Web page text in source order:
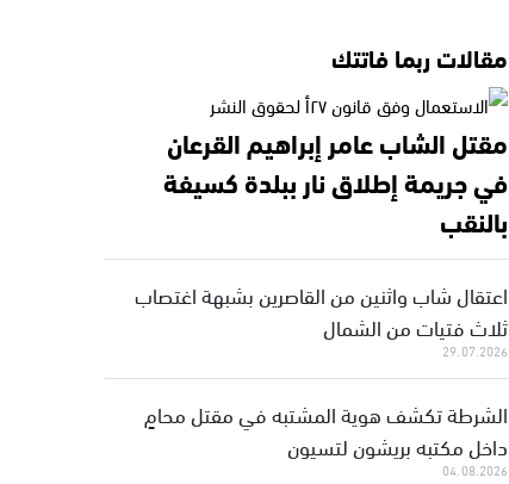
مقالات ربما فاتتك
مقتل الشاب عامر إبراهيم القرعان
في جريمة إطلاق نار ببلدة كسيفة
بالنقب
اعتقال شاب واثنين من القاصرين بشبهة اغتصاب
ثلاث فتيات من الشمال
29.07.2026
الشرطة تكشف هوية المشتبه في مقتل محامٍ
داخل مكتبه بريشون لتسيون
04.08.2026